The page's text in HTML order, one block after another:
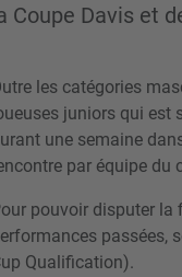
Coupe Davis et
les catégories
juniors qui est
une semaine
par équipe du
pouvoir disputer la
passées,
Qualification).